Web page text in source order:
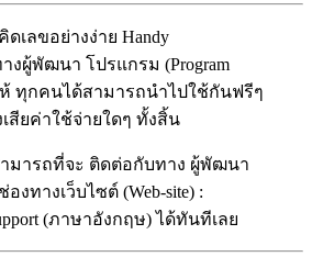
เลขอย่างง่าย Handy
งผู้พัฒนา โปรแกรม (Program
ห้ ทุกคนได้สามารถนำไปใช้กันฟรีๆ
สียค่าใช้จ่ายใดๆ ทั้งสิ้น
มารถที่จะ ติดต่อกับทาง ผู้พัฒนา
ทางเว็บไซต์ (Web-site) :
(ภาษาอังกฤษ) ได้ทันทีเลย